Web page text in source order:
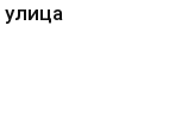
улица